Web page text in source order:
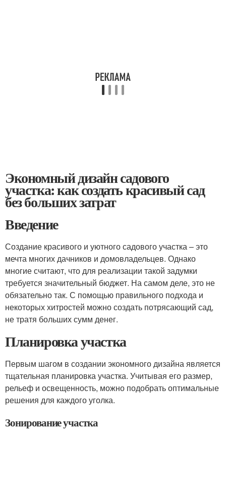
Экономный дизайн садового
участка: как создать красивый сад
без больших затрат
Введение
Создание красивого и уютного садового участка – это
мечта многих дачников и домовладельцев. Однако
многие считают, что для реализации такой задумки
требуется значительный бюджет. На самом деле, это не
обязательно так. С помощью правильного подхода и
некоторых хитростей можно создать потрясающий сад,
не тратя больших сумм денег.
Планировка участка
Первым шагом в создании экономного дизайна является
тщательная планировка участка. Учитывая его размер,
рельеф и освещенность, можно подобрать оптимальные
решения для каждого уголка.
Зонирование участка